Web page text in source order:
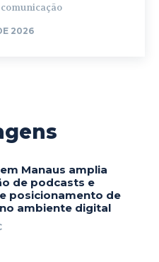
2026
Manaus amplia
de podcasts e
posicionamento de
ambiente digital